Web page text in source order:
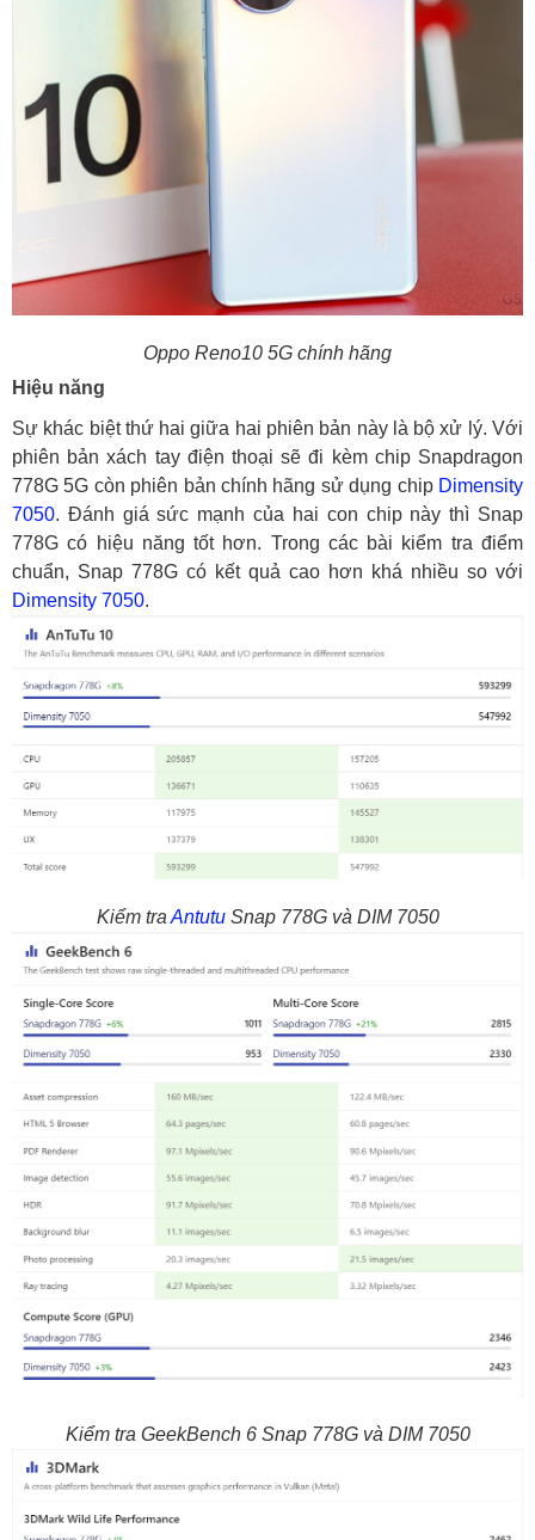
Oppo Reno10 5G chính hãng
Hiệu năng
Sự khác biệt thứ hai giữa hai phiên bản này là bộ xử lý. Với
phiên bản xách tay điện thoại sẽ đi kèm chip Snapdragon
778G 5G còn phiên bản chính hãng sử dụng chip Dimensity
7050. Đánh giá sức mạnh của hai con chip này thì Snap
778G có hiệu năng tốt hơn. Trong các bài kiểm tra điểm
chuẩn, Snap 778G có kết quả cao hơn khá nhiều so với
Dimensity 7050.
Kiểm traAntutuSnap 778G và DIM 7050
Kiểm tra GeekBench 6 Snap 778G và DIM 7050